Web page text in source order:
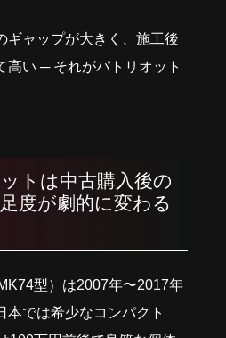
ギャップが大きく、施工後
高い ─ それがパトリオット
トは中古購入後の
度が劇的に変わる
型）は2007年〜2017年
本では希少なコンパクト